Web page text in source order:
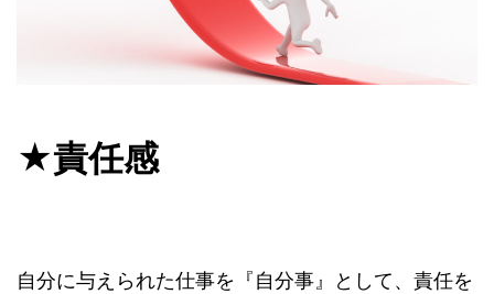
★責任感
自分に与えられた仕事を『自分事』として、責任を